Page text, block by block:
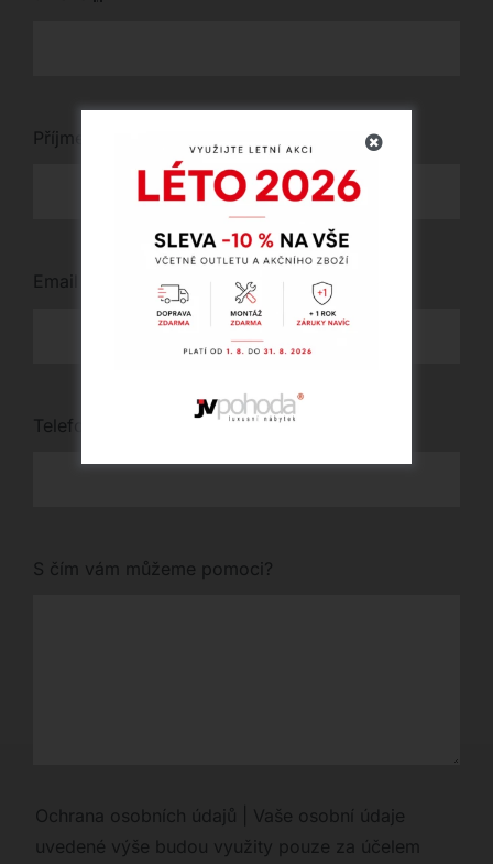
Příjmení
Email
Telefon
S čím vám můžeme pomoci?
Ochrana osobních údajů | Vaše osobní údaje
uvedené výše budou využity pouze za účelem